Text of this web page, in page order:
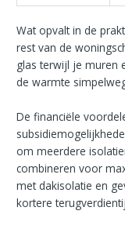
Wat opvalt in de
rest van de
glas terwijl je muren
de warmte
De financiële
om meerdere
combineren voor
met dakisolatie en
kortere